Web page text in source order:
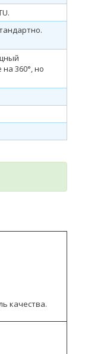
360°, но
качества.